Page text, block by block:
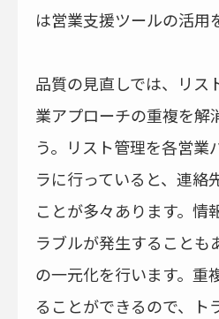
は営業支援ツールの活用
品質の見直しでは、リス
業アプローチの重複を解
う。リスト管理を各営業
ラに行っていると、連絡
ことが多々あります。情
ラブルが発生することも
の一元化を行います。重
ることができるので、ト